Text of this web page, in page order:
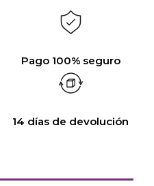
Pago 100% seguro
14 días de devolución